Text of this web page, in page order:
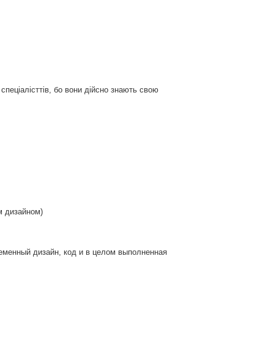
бо вони дійсно знають свою
дизайном)
дизайн, код и в целом выполненная